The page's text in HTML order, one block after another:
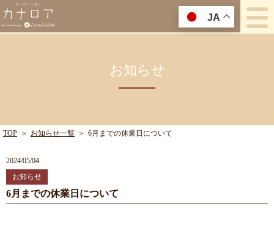
お知らせ
TOP ＞ お知らせ一覧 ＞ 6月までの休業日について
2024/05/04
お知らせ
6月までの休業日について
JA